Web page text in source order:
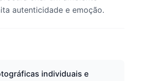
autenticidade e emoção.
individuais e